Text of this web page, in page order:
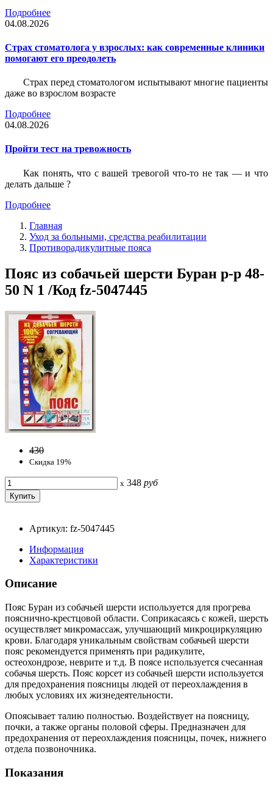
Подробнее
04.08.2026
Страх стоматолога у взрослых: как современные клиники
помогают его преодолеть
Страх перед стоматологом испытывают многие пациенты
даже во взрослом возрасте
Подробнее
04.08.2026
Пройти тест на тревожность
Как понять, что с вашей тревогой что-то не так — и что
делать дальше ?
Подробнее
Главная
Уход за больными, средства реабилитации
Противорадикулитные пояса
Пояс из собачьей шерсти Буран р-р 48-
50 N 1 /Код fz-5047445
430
Скидка 19%
x 348 руб
Артикул: fz-5047445
Информация
Характеристики
Описание
Пояс Буран из собачьей шерсти используется для прогрева
пояснично-крестцовой области. Соприкасаясь с кожей, шерсть
осуществляет микромассаж, улучшающий микроциркуляцию
крови. Благодаря уникальным свойствам собачьей шерсти
пояс рекомендуется применять при радикулите,
остеохондрозе, неврите и т.д. В поясе используется счесанная
собачья шерсть. Пояс корсет из собачьей шерсти используется
для предохранения поясницы людей от переохлаждения в
любых условиях их жизнедеятельности.
Опоясывает талию полностью. Воздействует на поясницу,
почки, а также органы половой сферы. Предназначен для
предохранения от переохлаждения поясницы, почек, нижнего
отдела позвоночника.
Показания